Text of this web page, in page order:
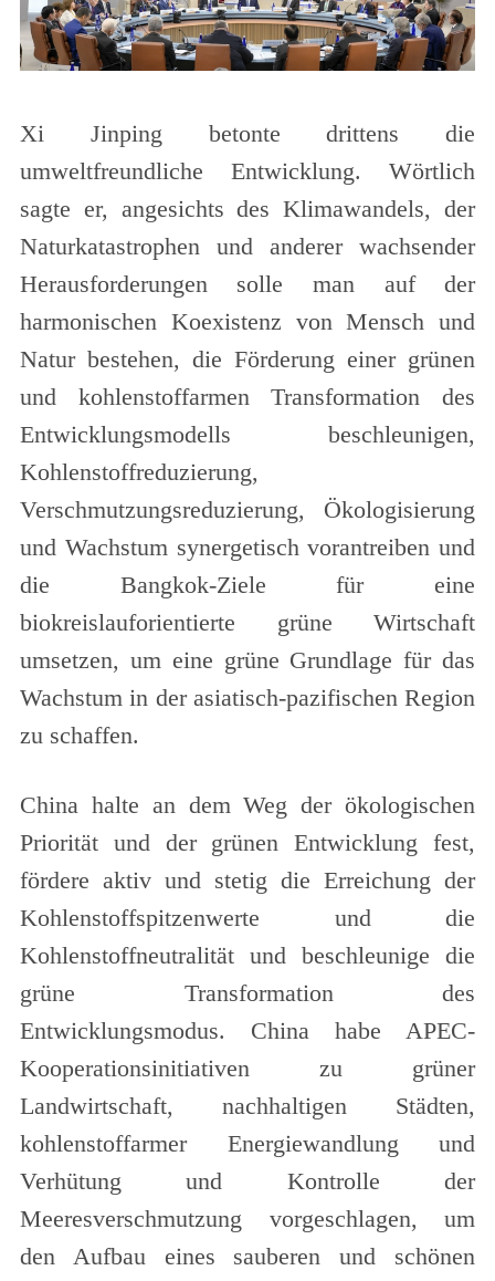
Xi Jinping betonte drittens die
umweltfreundliche Entwicklung. Wörtlich
sagte er, angesichts des Klimawandels, der
Naturkatastrophen und anderer wachsender
Herausforderungen solle man auf der
harmonischen Koexistenz von Mensch und
Natur bestehen, die Förderung einer grünen
und kohlenstoffarmen Transformation des
Entwicklungsmodells beschleunigen,
Kohlenstoffreduzierung,
Verschmutzungsreduzierung, Ökologisierung
und Wachstum synergetisch vorantreiben und
die Bangkok-Ziele für eine
biokreislauforientierte grüne Wirtschaft
umsetzen, um eine grüne Grundlage für das
Wachstum in der asiatisch-pazifischen Region
zu schaffen.
China halte an dem Weg der ökologischen
Priorität und der grünen Entwicklung fest,
fördere aktiv und stetig die Erreichung der
Kohlenstoffspitzenwerte und die
Kohlenstoffneutralität und beschleunige die
grüne Transformation des
Entwicklungsmodus. China habe APEC-
Kooperationsinitiativen zu grüner
Landwirtschaft, nachhaltigen Städten,
kohlenstoffarmer Energiewandlung und
Verhütung und Kontrolle der
Meeresverschmutzung vorgeschlagen, um
den Aufbau eines sauberen und schönen